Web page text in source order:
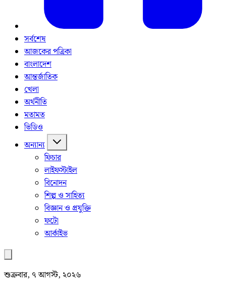
সর্বশেষ
আজকের পত্রিকা
বাংলাদেশ
আন্তর্জাতিক
খেলা
অর্থনীতি
মতামত
ভিডিও
অন্যান্য
ফিচার
লাইফস্টাইল
বিনোদন
শিল্প ও সাহিত্য
বিজ্ঞান ও প্রযুক্তি
ফটো
আর্কাইভ
শুক্রবার, ৭ আগস্ট, ২০২৬